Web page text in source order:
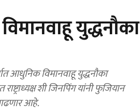
युद्धनौका
आधुनिक विमानवाहू युद्धनौका
शी जिनपिंग यांनी फुजियान
आहे.